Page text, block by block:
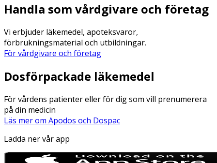
Handla som vårdgivare och företag
Vi erbjuder läkemedel, apoteksvaror,
förbrukningsmaterial och utbildningar.
För vårdgivare och företag
Dosförpackade läkemedel
För vårdens patienter eller för dig som vill prenumerera
på din medicin
Läs mer om Apodos och Dospac
Ladda ner vår app